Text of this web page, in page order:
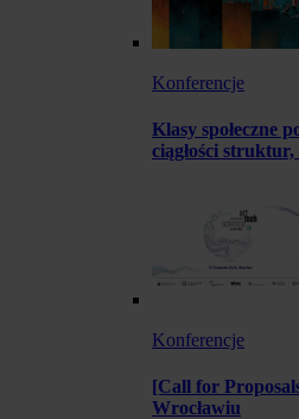
Konferencje
Klasy społeczne
ciągłości
Konferencje
[Call for
Wrocławiu